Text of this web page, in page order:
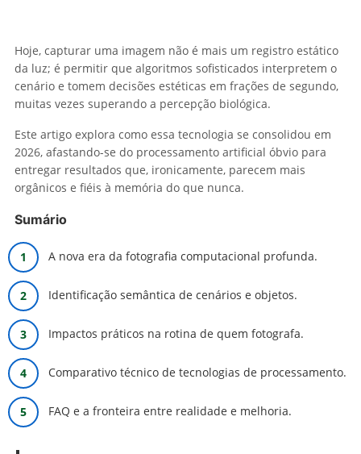
Hoje, capturar uma imagem não é mais um registro estático
da luz; é permitir que algoritmos sofisticados interpretem o
cenário e tomem decisões estéticas em frações de segundo,
muitas vezes superando a percepção biológica.
Este artigo explora como essa tecnologia se consolidou em
2026, afastando-se do processamento artificial óbvio para
entregar resultados que, ironicamente, parecem mais
orgânicos e fiéis à memória do que nunca.
Sumário
A nova era da fotografia computacional profunda.
Identificação semântica de cenários e objetos.
Impactos práticos na rotina de quem fotografa.
Comparativo técnico de tecnologias de processamento.
FAQ e a fronteira entre realidade e melhoria.